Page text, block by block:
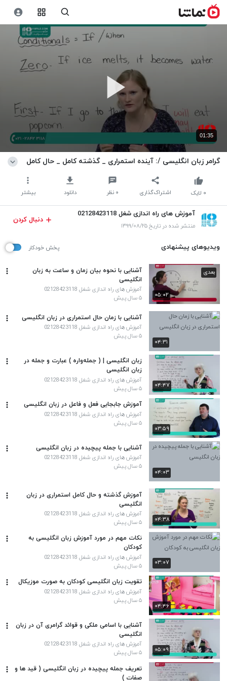
01:35
گرامر زبان انگلیسی /: آینده استمراری _ گذشته کامل _ حال کامل
اشتراک‌گذاری ۰ نظر دانلود بیشتر ۰ لایک
آموزش های راه اندازی شغل 02128423118
منتشر شده در تاریخ ۱۳۹۹/۰۸/۲۵
دنبال کردن
ویدیوهای پیشنهادی پخش خودکار
۰۵:۰۲
بعدی
آشنایی با نحوه بیان زمان و ساعت به زبان
انگلیسی
آموزش های راه اندازی شغل 02128423118
۵ سال پیش
۰۴:۳۱
آشنایی با زمان حال استمراری در زبان انگلیسی
آموزش های راه اندازی شغل 02128423118
۵ سال پیش
۰۴:۴۷
زبان انگلیسی | ( جمله‌واره ) عبارت و جمله در
زبان انگلیسی
آموزش های راه اندازی شغل 02128423118
۵ سال پیش
۰۳:۵۹
آموزش جابجایی فعل و فاعل در زبان انگلیسی
آموزش های راه اندازی شغل 02128423118
۵ سال پیش
۰۴:۰۳
آشنایی با جمله پیچیده در زبان انگلیسی
آموزش های راه اندازی شغل 02128423118
۵ سال پیش
۰۴:۳۸
آموزش گذشته و حال کامل استمراری در زبان
انگلیسی
آموزش های راه اندازی شغل 02128423118
۵ سال پیش
۰۳:۰۷
نکات مهم در مورد آموزش زبان انگلیسی به
کودکان
آموزش های راه اندازی شغل 02128423118
۵ سال پیش
۰۴:۴۶
تقویت زبان انگلیسی کودکان به صورت موزیکال
آموزش های راه اندازی شغل 02128423118
۵ سال پیش
۰۵:۰۹
آشنایی با اسامی ملکی و قوائد گرامری آن در زبان
انگلیسی
آموزش های راه اندازی شغل 02128423118
۵ سال پیش
تعریف جمله پیچیده در زبان انگلیسی ( قید ها و
صفات )